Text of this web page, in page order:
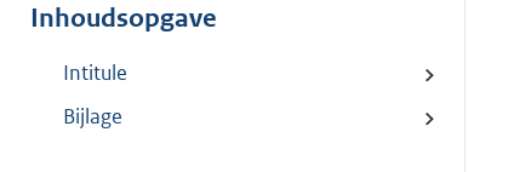
Inhoudsopgave
Intitule
Bijlage